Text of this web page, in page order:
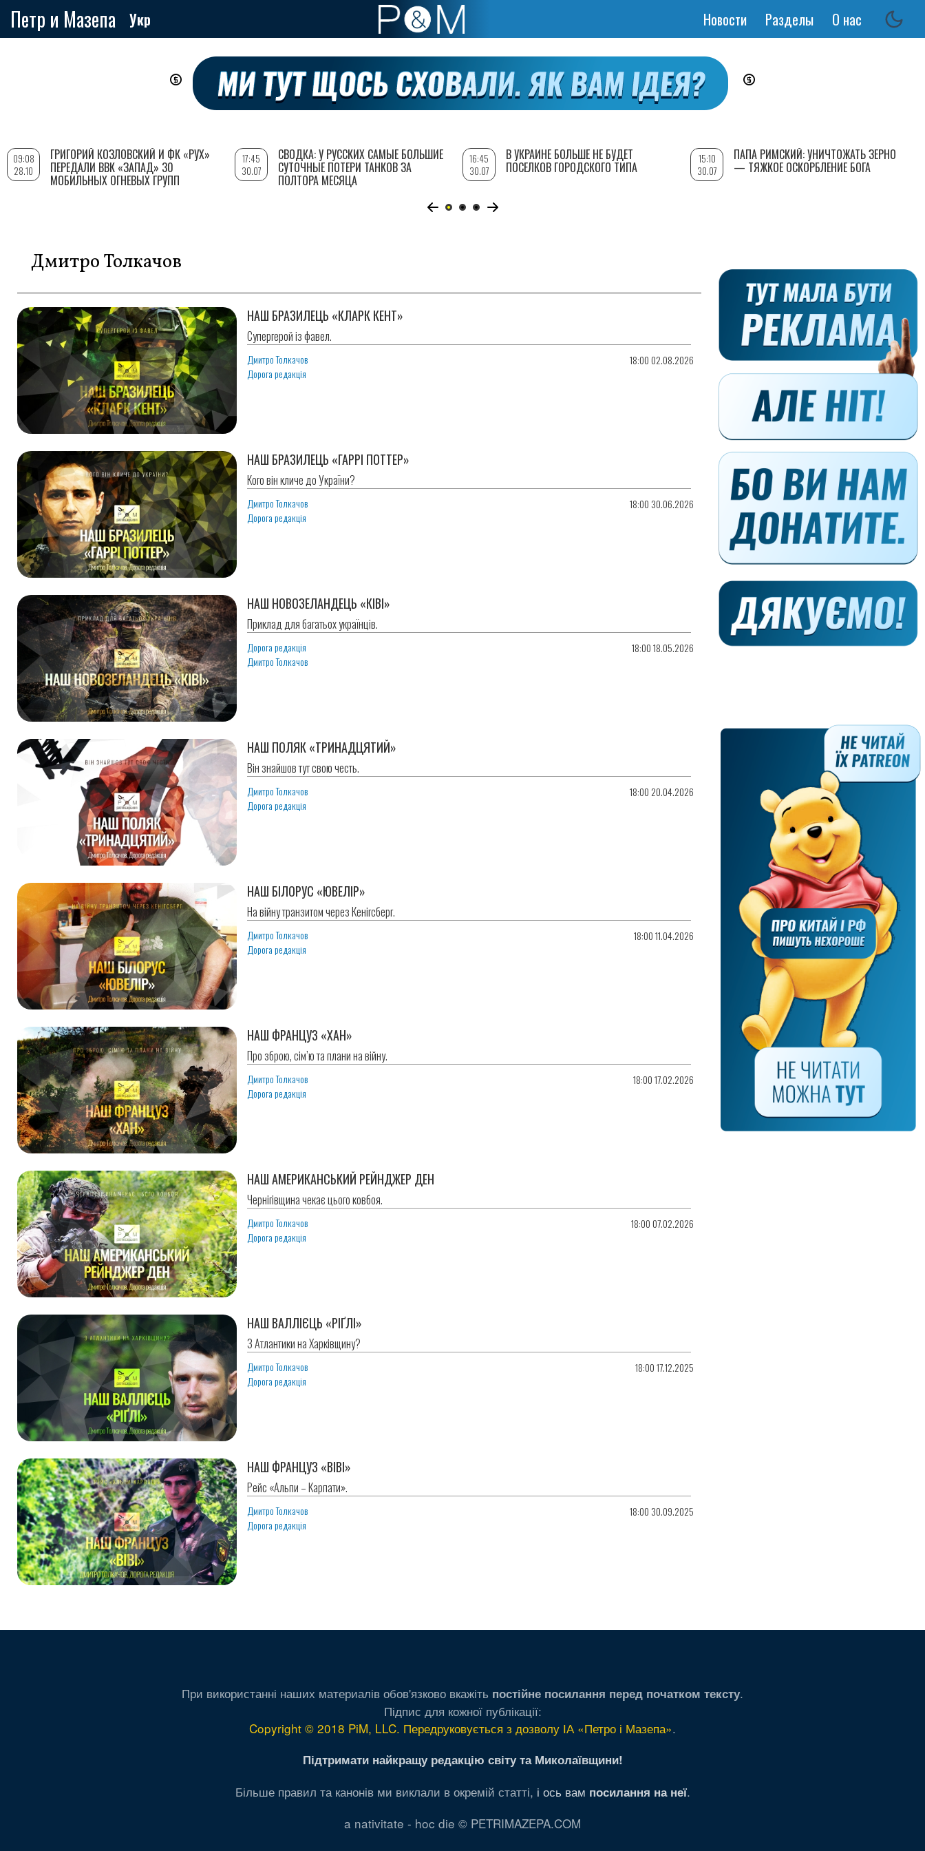
Петр и Мазепа Укр
Основная
Новости Разделы О нас
Дмитро Толкачов
НАШ БРАЗИЛЕЦЬ «КЛАРК КЕНТ»
Супергерой із фавел.
Дмитро Толкачов
Дорога редакція
18:00 02.08.2026
НАШ БРАЗИЛЕЦЬ «ГАРРІ ПОТТЕР»
Кого він кличе до України?
Дмитро Толкачов
Дорога редакція
18:00 30.06.2026
НАШ НОВОЗЕЛАНДЕЦЬ «КІВІ»
Приклад для багатьох українців.
Дорога редакція
Дмитро Толкачов
18:00 18.05.2026
НАШ ПОЛЯК «ТРИНАДЦЯТИЙ»
Він знайшов тут свою честь.
Дмитро Толкачов
Дорога редакція
18:00 20.04.2026
НАШ БІЛОРУС «ЮВЕЛІР»
На війну транзитом через Кенігсберг.
Дмитро Толкачов
Дорога редакція
18:00 11.04.2026
НАШ ФРАНЦУЗ «ХАН»
Про зброю, сім’ю та плани на війну.
Дмитро Толкачов
Дорога редакція
18:00 17.02.2026
НАШ АМЕРИКАНСЬКИЙ РЕЙНДЖЕР ДЕН
Чернігівщина чекає цього ковбоя.
Дмитро Толкачов
Дорога редакція
18:00 07.02.2026
НАШ ВАЛЛІЄЦЬ «РІҐЛІ»
З Атлантики на Харківщину?
Дмитро Толкачов
Дорога редакція
18:00 17.12.2025
НАШ ФРАНЦУЗ «ВІВІ»
Рейс «Альпи – Карпати».
Дмитро Толкачов
Дорога редакція
18:00 30.09.2025
09:08
28.10
ГРИГОРИЙ КОЗЛОВСКИЙ И ФК «РУХ»
ПЕРЕДАЛИ ВВК «ЗАПАД» 30
МОБИЛЬНЫХ ОГНЕВЫХ ГРУПП
17:45
30.07
СВОДКА: У РУССКИХ САМЫЕ БОЛЬШИЕ
СУТОЧНЫЕ ПОТЕРИ ТАНКОВ ЗА
ПОЛТОРА МЕСЯЦА
16:45
30.07
В УКРАИНЕ БОЛЬШЕ НЕ БУДЕТ
ПОСЕЛКОВ ГОРОДСКОГО ТИПА
15:10
30.07
ПАПА РИМСКИЙ: УНИЧТОЖАТЬ ЗЕРНО
— ТЯЖКОЕ ОСКОРБЛЕНИЕ БОГА
При використанні наших материалів обов'язково вкажіть постійне посилання перед початком тексту.
Підпис для кожної публікації:
Copyright © 2018 PiM, LLC. Передруковується з дозволу ІА «Петро і Мазепа».
Підтримати найкращу редакцію світу та Миколаївщини!
Більше правил та канонів ми виклали в окремій статті, і ось вам посилання на неї.
a nativitate - hoc die © PETRIMAZEPA.COM